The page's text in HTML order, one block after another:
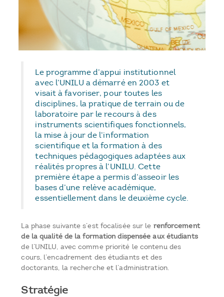
Le programme d’appui institutionnel
avec l’UNILU a démarré en 2003 et
visait à favoriser, pour toutes les
disciplines, la pratique de terrain ou de
laboratoire par le recours à des
instruments scientifiques fonctionnels,
la mise à jour de l’information
scientifique et la formation à des
techniques pédagogiques adaptées aux
réalités propres à l’UNILU. Cette
première étape a permis d’asseoir les
bases d’une relève académique,
essentiellement dans le deuxième cycle.
La phase suivante s’est focalisée sur le renforcement
de la qualité de la formation dispensée aux étudiants
de l’UNILU, avec comme priorité le contenu des
cours, l’encadrement des étudiants et des
doctorants, la recherche et l’administration.
Stratégie